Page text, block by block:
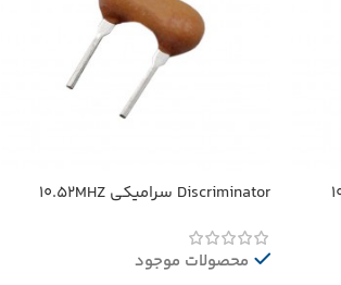
Discriminator سرامیکی 10.52MHZ
محصولات موجود